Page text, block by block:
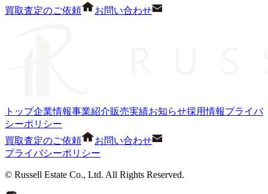
買取査定のご依頼
お問い合わせ
トップ企業情報事業紹介販売実績お知らせ採用情報プライバ
シーポリシー
買取査定のご依頼
お問い合わせ
プライバシーポリシー
© Russell Estate Co., Ltd. All Rights Reserved.